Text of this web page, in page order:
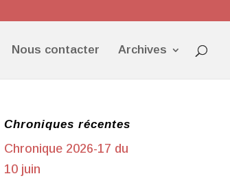
Nous contacter Archives
Chroniques récentes
Chronique 2026-17 du
10 juin